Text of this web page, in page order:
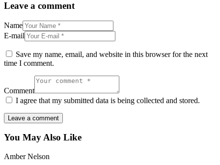
Leave a comment
Name
E-mail
Save my name, email, and website in this browser for the next
time I comment.
Comment
I agree that my submitted data is being collected and stored.
You May Also Like
Amber Nelson